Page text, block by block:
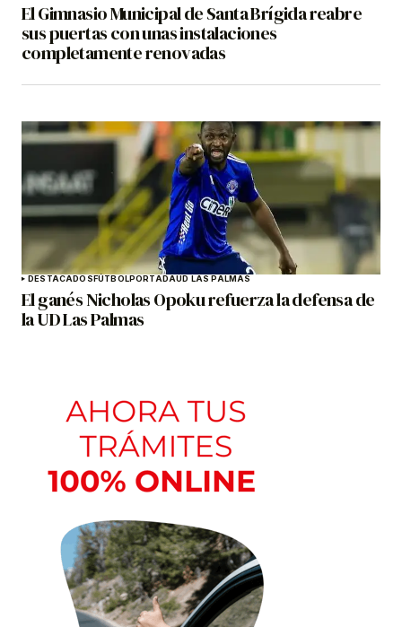
El Gimnasio Municipal de Santa Brígida reabre
sus puertas con unas instalaciones
completamente renovadas
DESTACADOSFÚTBOLPORTADAUD LAS PALMAS
El ganés Nicholas Opoku refuerza la defensa de
la UD Las Palmas